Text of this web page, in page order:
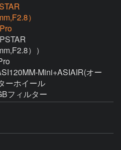
）
））
Mini+ASIAIR(オー
ーホイール
フィルター